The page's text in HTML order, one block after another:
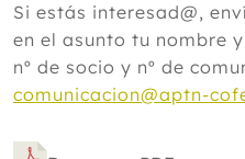
Si estás interesad@,
en el asunto tu nombre
nº de socio y nº de
comunicacion@aptn-